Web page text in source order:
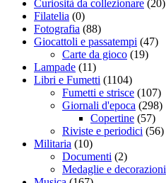
Curiosità da collezionare (20)
Filatelia (0)
Fotografia (88)
Giocattoli e passatempi (47)
Carte da gioco (19)
Lampade (11)
Libri e Fumetti (1104)
Fumetti e strisce (107)
Giornali d'epoca (298)
Copertine (57)
Riviste e periodici (56)
Militaria (10)
Documenti (2)
Medaglie e decorazioni